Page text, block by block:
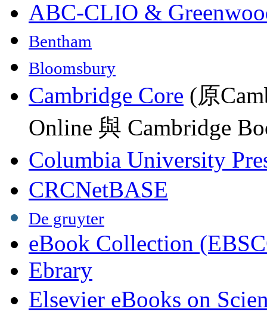
ABC-CLIO &
Bentham
Bloomsbury
Cambridge Core (原
Online 與 Cambridge
Columbia University
CRCNetBASE
De gruyter
eBook Collection
Ebrary
Elsevier eBooks on